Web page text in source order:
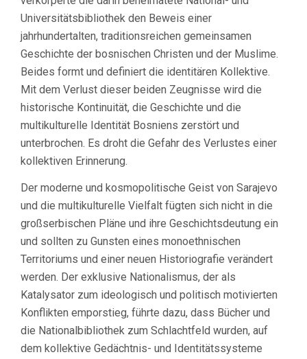
Universitätsbibliothek den Beweis einer
jahrhundertalten, traditionsreichen gemeinsamen
Geschichte der bosnischen Christen und der Muslime.
Beides formt und definiert die identitären Kollektive.
Mit dem Verlust dieser beiden Zeugnisse wird die
historische Kontinuität, die Geschichte und die
multikulturelle Identität Bosniens zerstört und
unterbrochen. Es droht die Gefahr des Verlustes einer
kollektiven Erinnerung.
Der moderne und kosmopolitische Geist von Sarajevo
und die multikulturelle Vielfalt fügten sich nicht in die
großserbischen Pläne und ihre Geschichtsdeutung ein
und sollten zu Gunsten eines monoethnischen
Territoriums und einer neuen Historiografie verändert
werden. Der exklusive Nationalismus, der als
Katalysator zum ideologisch und politisch motivierten
Konflikten emporstieg, führte dazu, dass Bücher und
die Nationalbibliothek zum Schlachtfeld wurden, auf
dem kollektive Gedächtnis- und Identitätssysteme